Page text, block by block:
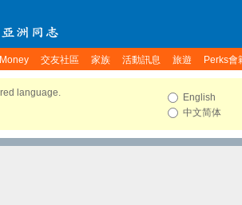
Money 交友社區 家族 活動訊息 旅遊 Perks會
language.
English
中文简体